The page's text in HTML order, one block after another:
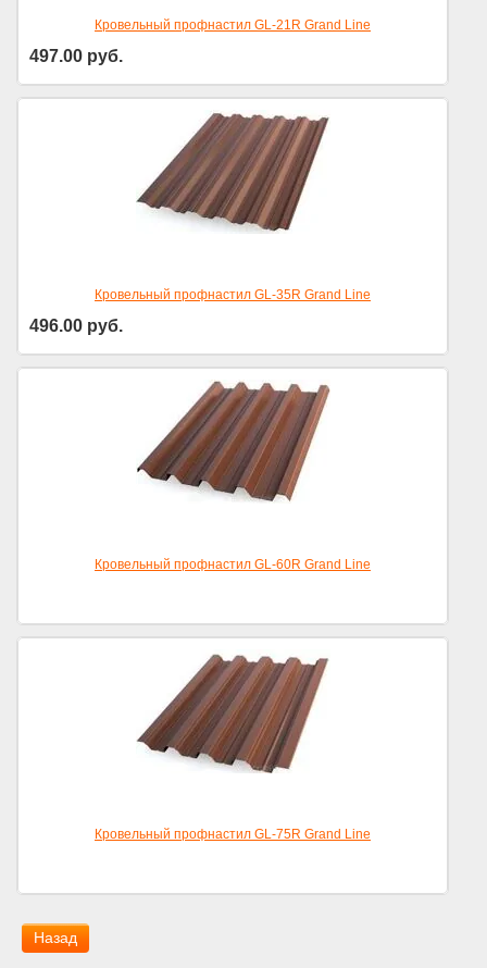
Кровельный профнастил GL-21R Grand Line
497.00 руб.
Кровельный профнастил GL-35R Grand Line
496.00 руб.
Кровельный профнастил GL-60R Grand Line
Кровельный профнастил GL-75R Grand Line
Назад